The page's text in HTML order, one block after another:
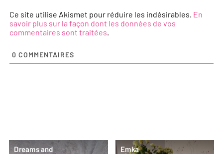
Ce site utilise Akismet pour réduire les indésirables. En
savoir plus sur la façon dont les données de vos
commentaires sont traitées.
0 COMMENTAIRES
Dreams and
Emka